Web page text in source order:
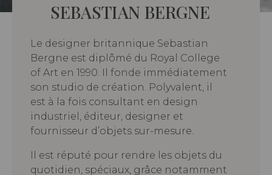
SEBASTIAN BERGNE
Le designer britannique Sebastian
Bergne est diplômé du Royal College
of Art en 1990. Il fonde immédiatement
son studio de création. Polyvalent, il
est à la fois consultant en design
industriel, éditeur, designer et
fournisseur d’objets sur-mesure.
Il est réputé pour rendre les objets du
quotidien, spéciaux, grâce notamment